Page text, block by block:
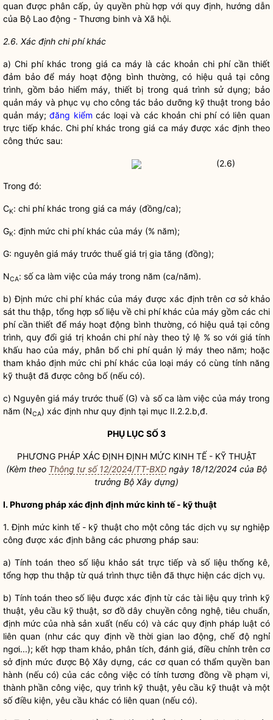
quan được phân cấp, ủy quyềnphù hợp với quy định, hướng dẫn
của Bộ Lao động - Thương binh và Xã hội.
2.6. Xác định chi phí khác
a)Chi phíkhác trong giá ca máy là các khoản chi phícần thiết
đảm bảo để máy hoạt động bình thường, có hiệu quả tại công
trình, gồm bảo hiểm máy, thiết bị trong quá trình sử dụng; bảo
quản máy và phục vụ cho công tác bảo dưỡng kỹ thuật trong bảo
quản máy;đăng kiểm các loại và các khoản chi phícó liên quan
trực tiếp khác. Chi phíkhác trong giá ca máy được xác định theo
công thức sau:
(2.6)
Trong đó:
CK: chi phíkhác trong giá ca máy (đồng/ca);
GK: định mức chi phíkhác của máy (% năm);
G: nguyên giá máy trước thuế giá trị gia tăng (đồng);
NCA: số ca làm việc của máy trong năm (ca/năm).
b) Định mức chi phíkhác của máy được xác định trên cơ sở khảo
sát thu thập, tổng hợp số liệu về chi phíkhác của máy gồm các chi
phícần thiết để máy hoạt động bình thường, có hiệu quả tại công
trình, quy đổi giá trị khoản chi phínày theo tỷ lệ % so với giá tính
khấu hao của máy, phân bổchi phíquản lý máy theo năm; hoặc
tham khảo định mức chi phíkhác của loại máy có cùng tính năng
kỹ thuật đã được công bố (nếu có).
c) Nguyên giá máy trước thuế (G) và số ca làm việc của máy trong
năm (NCA) xác định như quy định tại mục II.2.2.b,đ.
PHỤ LỤC SỐ 3
PHƯƠNG PHÁP XÁC ĐỊNH ĐỊNH MỨC KINH TẾ - KỸ THUẬT
(Kèm theo Thông tư số 12/2024/TT-BXD ngày 18/12/2024 của Bộ
trưởng Bộ Xây dựng)
I. Phương pháp xác định định mức kinh tế - kỹ thuật
1. Định mức kinh tế - kỹ thuật cho một công tác dịch vụ sự nghiệp
công được xác định bằng các phương pháp sau:
a) Tính toán theo số liệu khảo sát trực tiếp và số liệu thống kê,
tổng hợp thu thập từ quá trình thực tiễn đã thực hiện các dịch vụ.
b) Tính toán theo số liệu được xác định từ các tài liệu quy trình kỹ
thuật, yêu cầu kỹ thuật, sơ đồ dây chuyền công nghệ, tiêu chuẩn,
định mức của nhà sản xuất (nếu có) và các quy định pháp luật có
liên quan (như các quy định về thời gian lao động, chế độ nghỉ
ngơi...); kết hợp tham khảo, phân tích, đánh giá, điều chỉnh trên cơ
sở định mức được Bộ Xây dựng, các cơ quan có thẩmquyền ban
hành (nếu có) của các công việc có tính tương đồng về phạm vi,
thành phần công việc, quy trình kỹ thuật, yêu cầu kỹ thuật và một
số điều kiện, yêu cầu khác có liên quan (nếu có).